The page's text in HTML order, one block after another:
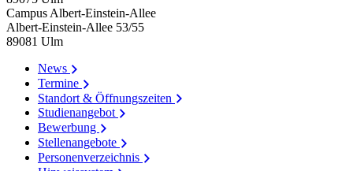
Campus Albert-Einstein-Allee
Albert-Einstein-Allee 53/​55
89081 Ulm
News
Termine
Standort & Öffnungszeiten
Studienangebot
Bewerbung
Stellenangebote
Personenverzeichnis